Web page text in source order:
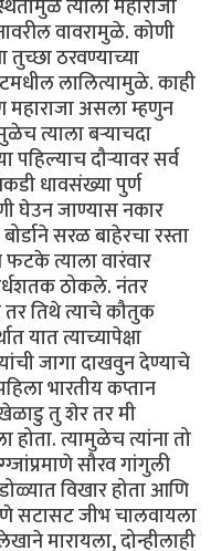
त्याला महाराजा
वावरामुळे. कोणी
तुच्छा ठरवण्याच्या
लालित्यामुळे. काही
महाराजा असला म्हणुन
त्याला बर्‍याचदा
दौर्‍यावर सर्व
धावसंख्या पुर्ण
घेउन जाण्यास नकार
सरळ बाहेरचा रस्ता
फटके त्याला वारंवार
ठोकले. नंतर
तर तिथे त्याचे कौतुक
यात त्याच्यापेक्षा
जागा दाखवुन देण्याचे
भारतीय कप्तान
तु शेर तर मी
होता. त्यामुळेच त्यांना तो
सौरव गांगुली
विखार होता आणि
सटासट जीभ चालवायला
मारायला, दोन्हीलाही